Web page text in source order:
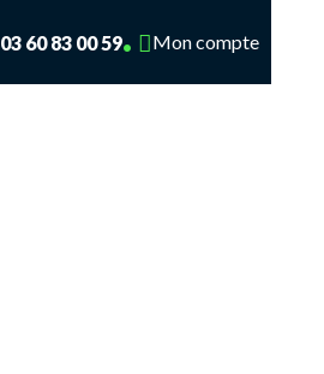
03 60 83 00 59 Mon compte